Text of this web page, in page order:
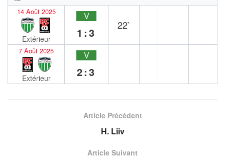
14 Août 2025
Extérieur
V
1:3
22`
7 Août 2025
Extérieur
V
2:3
Article Précédent
H. Liiv
Article Suivant